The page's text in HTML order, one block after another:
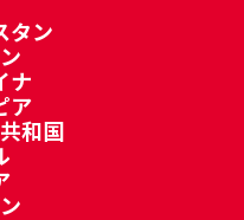
タン
ナ
ア
和国